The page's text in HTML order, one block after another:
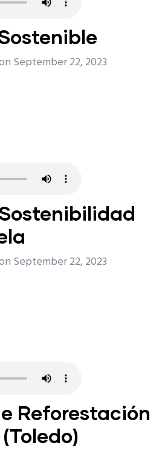
September 22, 2023
September 22, 2023
Reforestación